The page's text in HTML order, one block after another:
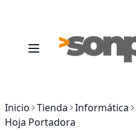
Toggle Nav
Inicio Tienda Informática
Hoja Portadora